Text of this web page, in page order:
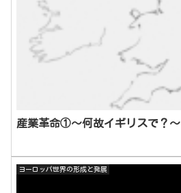
産業革命①～何故イギリスで？～
ヨーロッパ世界の形成と発展